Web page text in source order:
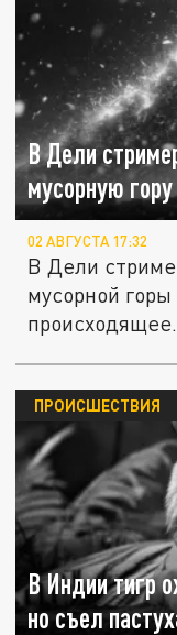
В Дели
мусорную гору
02 АВГУСТА 17:32
В Дели
мусорной горы
В Индии тигр
но съел
ПРОИСШЕСТВИЯ